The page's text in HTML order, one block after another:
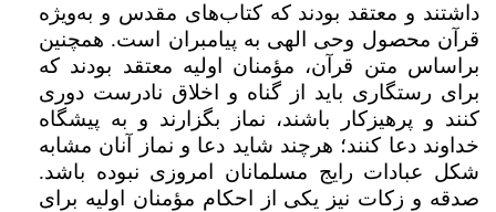
داشتند و معتقد بودند که کتاب‌های مقدس و به‌ویژه
قرآن محصول وحی الهی به پیامبران است. همچنین
براساس متن قرآن، مؤمنان اولیه معتقد بودند که
برای رستگاری باید از گناه و اخلاق نادرست دوری
کنند و پرهیزکار باشند، نماز بگزارند و به پیشگاه
خداوند دعا کنند؛ هرچند شاید دعا و نماز آنان مشابه
شکل عبادات رایج مسلمانان امروزی نبوده باشد.
صدقه و زکات نیز یکی از احکام مؤمنان اولیه برای